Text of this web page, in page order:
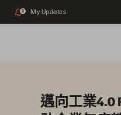
2 My Updates
邁向工業4.0